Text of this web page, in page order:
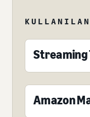
Streaming
Amazon